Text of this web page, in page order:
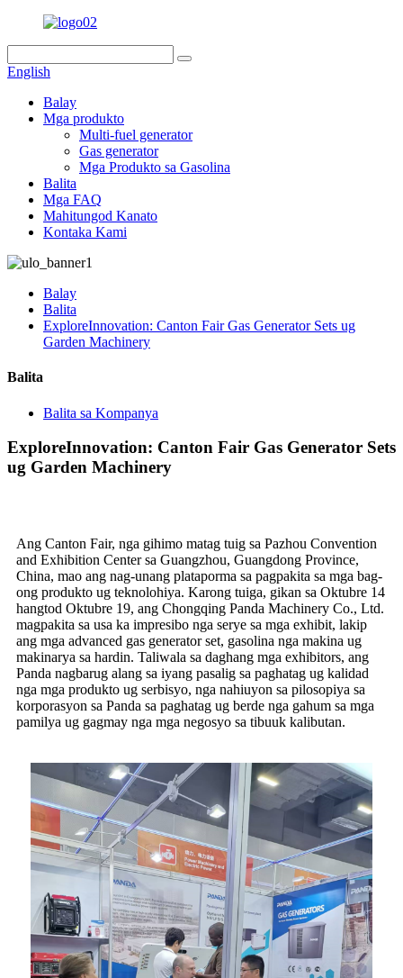
English
Balay
Mga produkto
Multi-fuel generator
Gas generator
Mga Produkto sa Gasolina
Balita
Mga FAQ
Mahitungod Kanato
Kontaka Kami
Balay
Balita
ExploreInnovation: Canton Fair Gas Generator Sets ug
Garden Machinery
Balita
Balita sa Kompanya
ExploreInnovation: Canton Fair Gas Generator Sets
ug Garden Machinery
Ang Canton Fair, nga gihimo matag tuig sa Pazhou Convention
and Exhibition Center sa Guangzhou, Guangdong Province,
China, mao ang nag-unang plataporma sa pagpakita sa mga bag-
ong produkto ug teknolohiya. Karong tuiga, gikan sa Oktubre 14
hangtod Oktubre 19, ang Chongqing Panda Machinery Co., Ltd.
magpakita sa usa ka impresibo nga serye sa mga exhibit, lakip
ang mga advanced gas generator set, gasolina nga makina ug
makinarya sa hardin. Taliwala sa daghang mga exhibitors, ang
Panda nagbarug alang sa iyang pasalig sa paghatag ug kalidad
nga mga produkto ug serbisyo, nga nahiuyon sa pilosopiya sa
korporasyon sa Panda sa paghatag ug berde nga gahum sa mga
pamilya ug gagmay nga mga negosyo sa tibuuk kalibutan.